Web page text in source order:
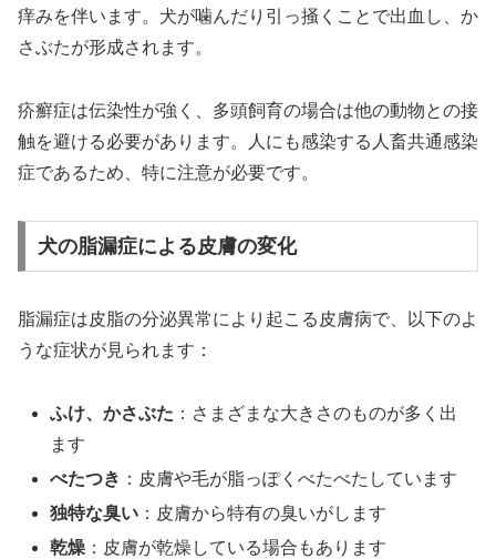
痒みを伴います。犬が噛んだり引っ掻くことで出血し、か
さぶたが形成されます。
疥癬症は伝染性が強く、多頭飼育の場合は他の動物との接
触を避ける必要があります。人にも感染する人畜共通感染
症であるため、特に注意が必要です。
犬の脂漏症による皮膚の変化
脂漏症は皮脂の分泌異常により起こる皮膚病で、以下のよ
うな症状が見られます：
ふけ、かさぶた ：さまざまな大きさのものが多く出
ます
べたつき ：皮膚や毛が脂っぽくべたべたしています
独特な臭い ：皮膚から特有の臭いがします
乾燥 ：皮膚が乾燥している場合もあります